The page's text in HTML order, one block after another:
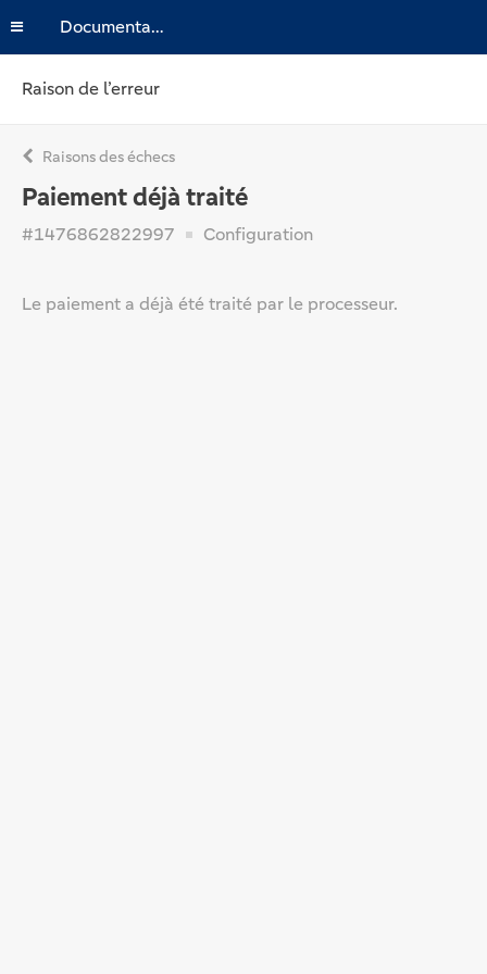
Documentation
Raison de l’erreur
Raisons des échecs
Paiement déjà traité
#1476862822997 Configuration
Le paiement a déjà été traité par le processeur.